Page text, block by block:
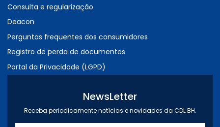
Consulta e regularização
Deacon
Perguntas frequentes dos consumidores
Registro de perda de documentos
Portal da Privacidade (LGPD)
NewsLetter
Receba periodicamente notícias e novidades da CDL BH.